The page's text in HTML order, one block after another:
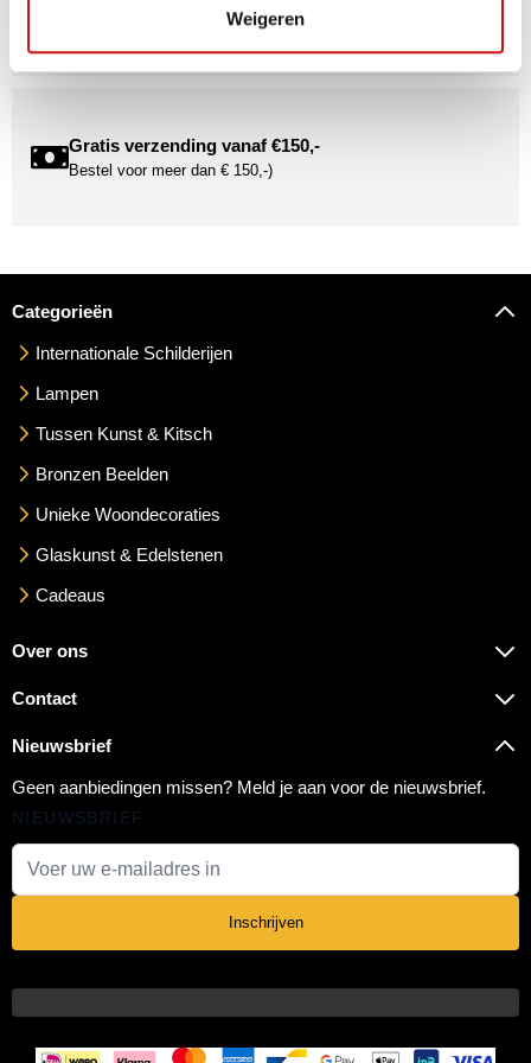
Weigeren
exclusieve uitnodigingen voor exposities én ontdek de
Gratis verzending vanaf €150,-
Bestel voor meer dan € 150,-)
Categorieën
Internationale Schilderijen
Lampen
Tussen Kunst & Kitsch
Bronzen Beelden
Unieke Woondecoraties
Glaskunst & Edelstenen
Cadeaus
Over ons
Contact
Nieuwsbrief
Geen aanbiedingen missen? Meld je aan voor de nieuwsbrief.
NIEUWSBRIEF
Inschrijven